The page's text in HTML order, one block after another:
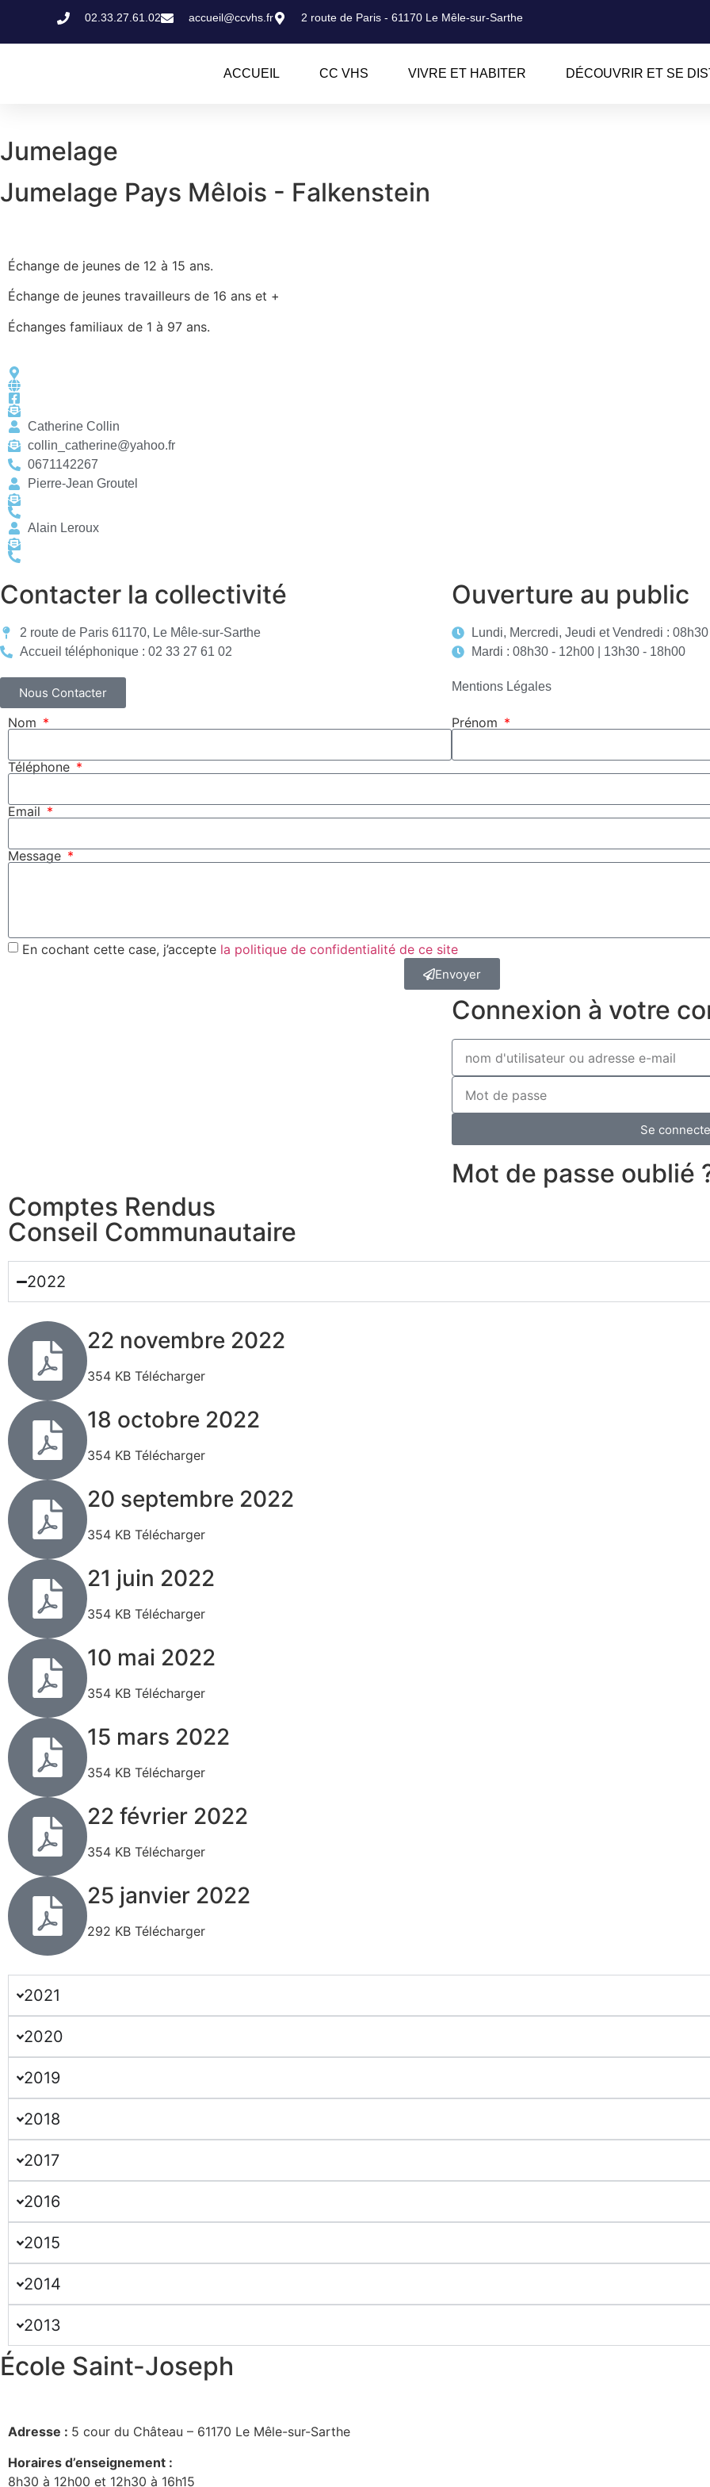
02.33.27.61.02 accueil@ccvhs.fr 2 route de Paris - 61170 Le Mêle-sur-Sarthe
ACCUEIL CC VHS VIVRE ET HABITER DÉCOUVRIR ET SE
Jumelage
Jumelage Pays Mêlois - Falkenstein
Échange de jeunes de 12 à 15 ans.
Échange de jeunes travailleurs de 16 ans et +
Échanges familiaux de 1 à 97 ans.
Catherine Collin
collin_catherine@yahoo.fr
0671142267
Pierre-Jean Groutel
Alain Leroux
Contacter la collectivité
2 route de Paris 61170, Le Mêle-sur-Sarthe
Accueil téléphonique : 02 33 27 61 02
Nous Contacter
Ouverture au public
Lundi, Mercredi, Jeudi et Vendredi :
Mardi : 08h30 - 12h00 | 13h30 - 18h00
Mentions Légales
Nom Prénom
Téléphone
Email
Message
En cochant cette case, j’accepte la politique de confidentialité de ce site
Envoyer
Connexion à votre
Se
Mot de passe oublié
Comptes Rendus
Conseil Communautaire
2022
22 novembre 2022
354 KB Télécharger
18 octobre 2022
354 KB Télécharger
20 septembre 2022
354 KB Télécharger
21 juin 2022
354 KB Télécharger
10 mai 2022
354 KB Télécharger
15 mars 2022
354 KB Télécharger
22 février 2022
354 KB Télécharger
25 janvier 2022
292 KB Télécharger
2021
2020
2019
2018
2017
2016
2015
2014
2013
École Saint-Joseph
Adresse : 5 cour du Château – 61170 Le Mêle-sur-Sarthe
Horaires d’enseignement :
8h30 à 12h00 et 12h30 à 16h15